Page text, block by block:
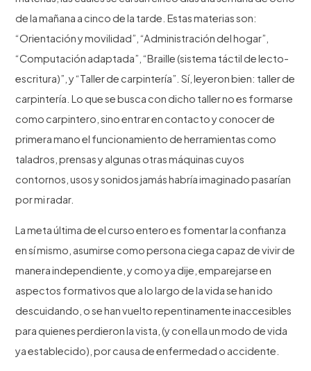
de la mañana a cinco de la tarde. Estas materias son:
“Orientación y movilidad”, “Administración del hogar”,
“Computación adaptada”, “Braille (sistema táctil de lecto-
escritura)”, y “Taller de carpintería”. Sí, leyeron bien: taller de
carpintería. Lo que se busca con dicho taller no es formarse
como carpintero, sino entrar en contacto y conocer de
primera mano el funcionamiento de herramientas como
taladros, prensas y algunas otras máquinas cuyos
contornos, usos y sonidos jamás habría imaginado pasarían
por mi radar.
La meta última de el curso entero es fomentar la confianza
en sí mismo, asumirse como persona ciega capaz de vivir de
manera independiente, y como ya dije, emparejarse en
aspectos formativos que a lo largo de la vida se han ido
descuidando, o se han vuelto repentinamente inaccesibles
para quienes perdieron la vista, (y con ella un modo de vida
ya establecido), por causa de enfermedad o accidente.